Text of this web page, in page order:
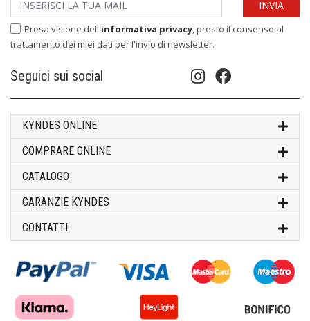
Presa visione dell'informativa privacy, presto il consenso al
trattamento dei miei dati per l'invio di newsletter.
Seguici sui social
KYNDES ONLINE
COMPRARE ONLINE
CATALOGO
GARANZIE KYNDES
CONTATTI